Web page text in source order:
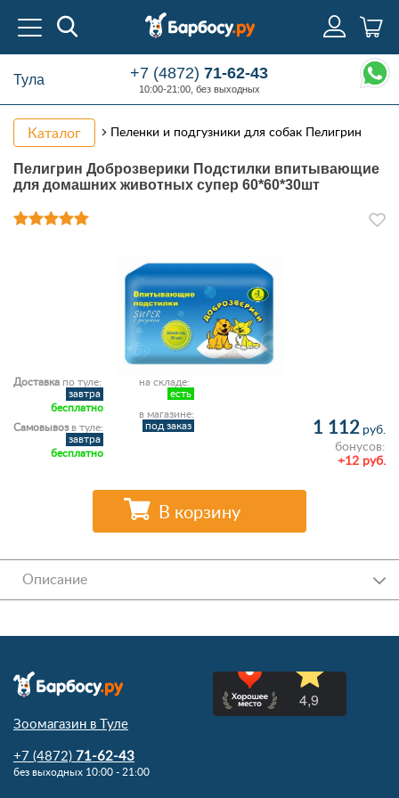
Тула +7 (4872)71-62-43
10:00-21:00, без выходных
Каталог Пеленки и подгузники для собак Пелигрин
Пелигрин Доброзверики Подстилки впитывающие
для домашних животных супер 60*60*30шт
на складе:
есть
в магазине:
под заказ
Доставка по туле:
завтра
бесплатно
Самовывозв туле:
завтра
бесплатно
1 112 руб.
бонусов:
+12 руб.
В корзину
Описание
Зоомагазин в Туле
+7 (4872) 71-62-43
без выходных 10:00 - 21:00